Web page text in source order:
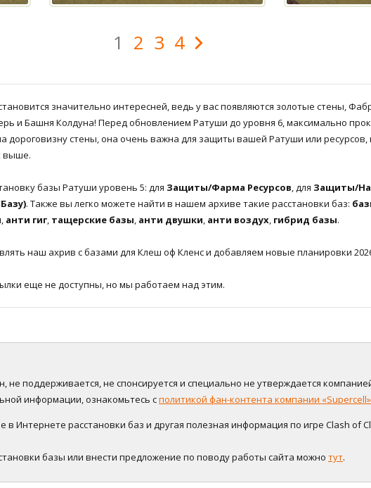
1 2 3 4
значительно интересней, ведь у вас появляются золотые стены,
и Башня Колдуна! Перед обновлением Ратуши до уровня 6, максимально
дороговизну стены, она очень важна для защиты вашей Ратуши или
выше.
базы Ратуши уровень 5: для Защиты/Фарма Ресурсов, для Защиты/
. Также вы легко можете найти в нашем архиве такие расстановки баз:
, анти гиг, тащерские базы, анти двушки, анти воздух, гибрид базы.
наш ахрив с базами для Клеш оф Кленс и добавляем новые планировки
еще не доступны, но мы работаем над этим.
не поддерживается, не спонсируется и специально не утверждается
информации, ознакомьтесь сполитикой фан-контента компании «Supercell»
Интернете расстановки баз и другая полезная информация по игре Clash of
базы или внести предложение по поводу работы сайта можно тут.